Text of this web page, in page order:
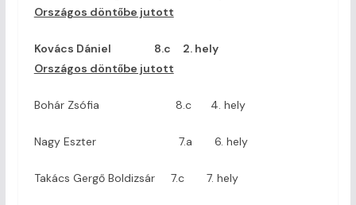
Országos döntőbe jutott
Kovács Dániel 8.c 2. hely
Országos döntőbe jutott
Bohár Zsófia 8.c 4. hely
Nagy Eszter 7.a 6. hely
Takács Gergő Boldizsár 7.c 7. hely